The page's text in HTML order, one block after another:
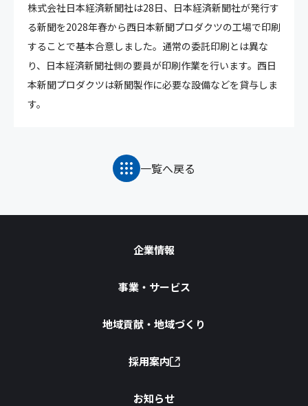
株式会社日本経済新聞社は28日、日本経済新聞社が発行す
る新聞を2028年春から西日本新聞プロダクツの工場で印刷
することで基本合意しました。通常の委託印刷とは異な
り、日本経済新聞社側の要員が印刷作業を行います。西日
本新聞プロダクツは新聞製作に必要な設備などを貸与しま
す。
一覧へ戻る
企業情報
事業・サービス
地域貢献・地域づくり
採用案内
お知らせ